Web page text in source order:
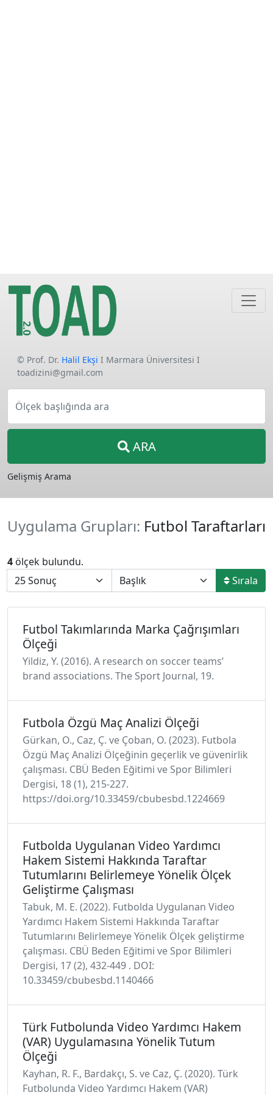
© Prof. Dr. Halil Ekşi I Marmara Üniversitesi I
toadizini@gmail.com
Ölçek başlığında ara
ARA
Gelişmiş Arama
Uygulama Grupları: Futbol Taraftarları
4 ölçek bulundu.
Sırala
Futbol Takımlarında Marka Çağrışımları
Ölçeği
Yildiz, Y. (2016). A research on soccer teams’
brand associations. The Sport Journal, 19.
Futbola Özgü Maç Analizi Ölçeği
Gürkan, O., Caz, Ç. ve Çoban, O. (2023). Futbola
Özgü Maç Analizi Ölçeğinin geçerlik ve güvenirlik
çalışması. CBÜ Beden Eğitimi ve Spor Bilimleri
Dergisi, 18 (1), 215-227.
https://doi.org/10.33459/cbubesbd.1224669
Futbolda Uygulanan Video Yardımcı
Hakem Sistemi Hakkında Taraftar
Tutumlarını Belirlemeye Yönelik Ölçek
Geliştirme Çalışması
Tabuk, M. E. (2022). Futbolda Uygulanan Video
Yardımcı Hakem Sistemi Hakkında Taraftar
Tutumlarını Belirlemeye Yönelik Ölçek geliştirme
çalışması. CBÜ Beden Eğitimi ve Spor Bilimleri
Dergisi, 17 (2), 432-449 . DOI:
10.33459/cbubesbd.1140466
Türk Futbolunda Video Yardımcı Hakem
(VAR) Uygulamasına Yönelik Tutum
Ölçeği
Kayhan, R. F., Bardakçı, S. ve Caz, Ç. (2020). Türk
Futbolunda Video Yardımcı Hakem (VAR)